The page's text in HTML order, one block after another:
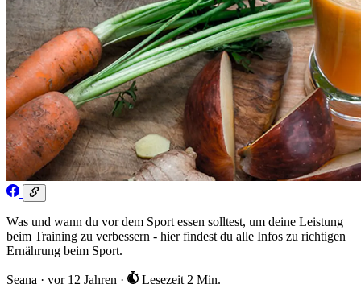
Was und wann du vor dem Sport essen solltest, um deine Leistung
beim Training zu verbessern - hier findest du alle Infos zu richtigen
Ernährung beim Sport.
Seana · vor 12 Jahren · Lesezeit 2 Min.